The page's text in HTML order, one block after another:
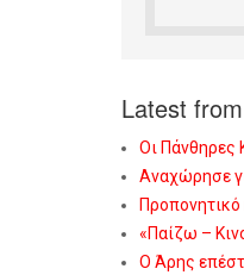
Latest
Οι Πάνθηρες
Αναχώρησε
Προπονητικό
«Παίζω –
Ο Άρης